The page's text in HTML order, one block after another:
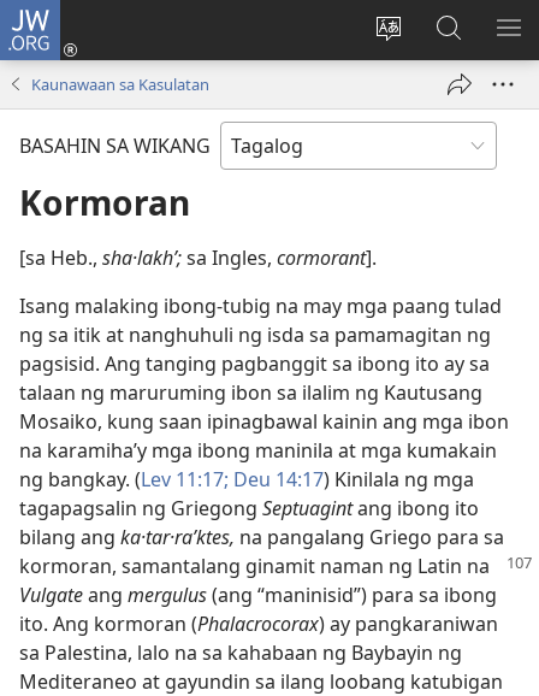
JW.ORG
Baguhin
ng
Mag-
log
bubukas
sa
JW.ORG
Kaunawaan sa Kasulatan
BASAHIN SA WIKANG
Kormoran
[sa Heb., sha·lakhʹ;sa Ingles, cormorant].
Isang malaking ibong-tubig na may mga paang tulad
ng sa itik at nanghuhuli ng isda sa pamamagitan ng
pagsisid. Ang tanging pagbanggit sa ibong ito ay sa
talaan ng maruruming ibon sa ilalim ng Kautusang
Mosaiko, kung saan ipinagbawal kainin ang mga ibon
na karamiha’y mga ibong maninila at mga kumakain
ng bangkay. (Lev 11:17; Deu 14:17) Kinilala ng mga
tagapagsalin ng Griegong Septuagintang ibong ito
bilang ang ka·tar·raʹktes, na pangalang Griego para sa
kormoran, samantalang ginamit naman ng Latin na
Vulgateang mergulus(ang “maninisid”) para sa ibong
ito. Ang kormoran (Phalacrocorax) ay pangkaraniwan
sa Palestina, lalo na sa kahabaan ng Baybayin ng
Mediteraneo at gayundin sa ilang loobang katubigan